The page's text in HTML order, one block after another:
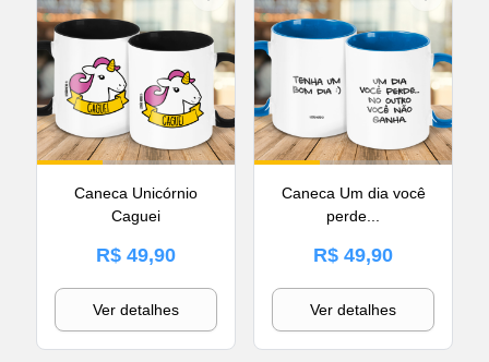
Caneca Unicórnio
Caguei
R$ 49,90
Ver detalhes
Caneca Um dia você
perde...
R$ 49,90
Ver detalhes